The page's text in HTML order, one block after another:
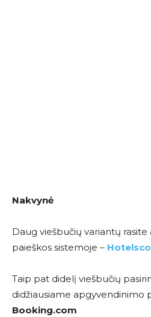
Nakvynė
Daug viešbučių variantų rasite
paieškos sistemoje –
Taip pat didelį viešbučių
didžiausiame apgyvendinimo
Booking.com